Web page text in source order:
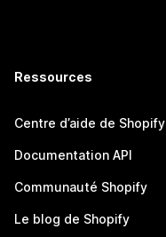
Ressources
Centre d’aide de Shopify
Documentation API
Communauté Shopify
Le blog de Shopify